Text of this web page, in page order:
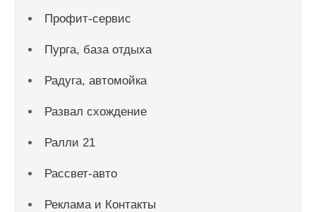
Профит-сервис
Пурга, база отдыха
Радуга, автомойка
Развал схождение
Ралли 21
Рассвет-авто
Реклама и Контакты